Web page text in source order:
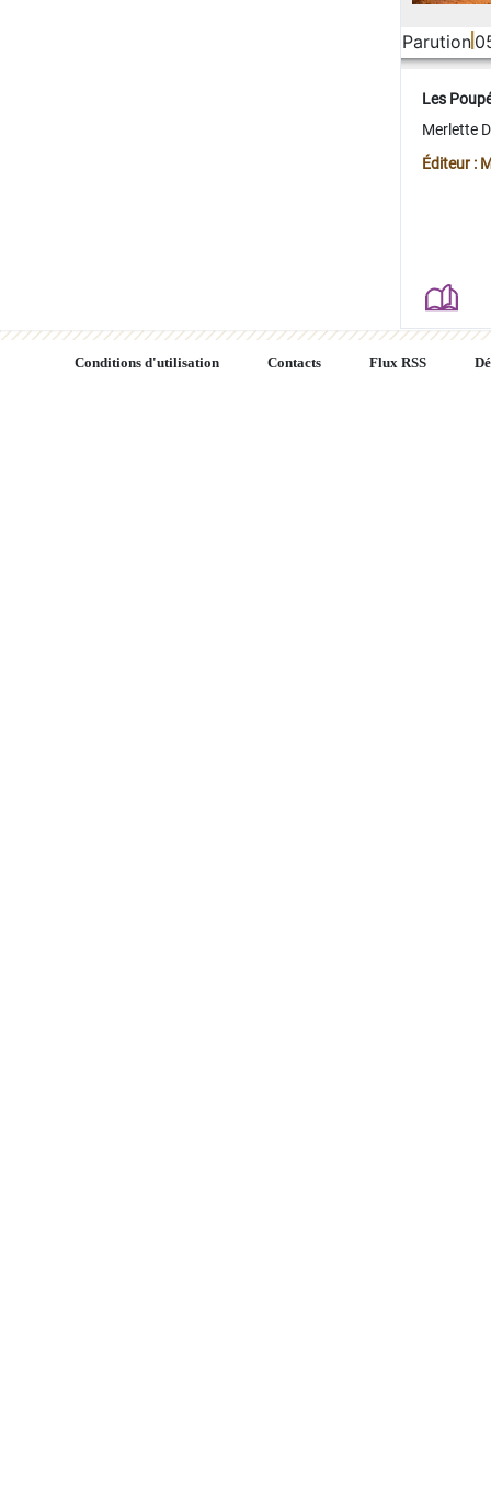
Parution
Les
Merlette
Éditeur :
Conditions d'utilisation Contacts Flux RSS